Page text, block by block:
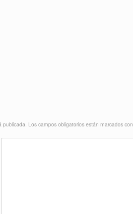
publicada. Los campos obligatorios están marcados con